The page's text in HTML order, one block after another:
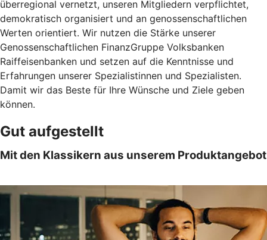
überregional vernetzt, unseren Mitgliedern verpflichtet,
demokratisch organisiert und an genossenschaftlichen
Werten orientiert. Wir nutzen die Stärke unserer
Genossenschaftlichen FinanzGruppe Volksbanken
Raiffeisenbanken und setzen auf die Kenntnisse und
Erfahrungen unserer Spezialistinnen und Spezialisten.
Damit wir das Beste für Ihre Wünsche und Ziele geben
können.
Gut aufgestellt
Mit den Klassikern aus unserem Produktangebot